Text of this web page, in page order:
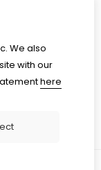
We also
with our
here